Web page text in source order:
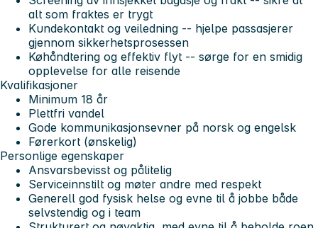
alt som fraktes er trygt
Kundekontakt og veiledning -- hjelpe passasjerer
gjennom sikkerhetsprosessen
Køhåndtering og effektiv flyt -- sørge for en smidig
opplevelse for alle reisende
Kvalifikasjoner
Minimum 18 år
Plettfri vandel
Gode kommunikasjonsevner på norsk og engelsk
Førerkort (ønskelig)
Personlige egenskaper
Ansvarsbevisst og pålitelig
Serviceinnstilt og møter andre med respekt
Generell god fysisk helse og evne til å jobbe både
selvstendig og i team